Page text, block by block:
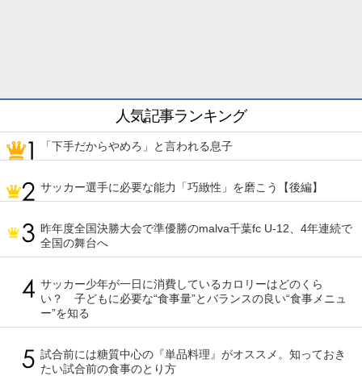
人気記事ランキング
「下手だからやめろ」と言われる息子
サッカー選手に必要な能力「巧緻性」を磨こう【後編】
昨年度全国決勝大会で準優勝のmalva千葉fc U-12、4年連続で
全国の舞台へ
サッカー少年が一日に消費しているカロリーはどのくら
い？ 子どもに必要な“食事量”とバランスの良い“食事メニュ
ー”を知る
試合前には糖質中心の『単品料理』がオススメ。知っておき
たい試合前の食事のとり方